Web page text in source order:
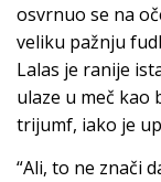
osvrnuo se na
veliku pažnju
Lalas je ranije
ulaze u meč kao
trijumf, iako je
“Ali, to ne znači